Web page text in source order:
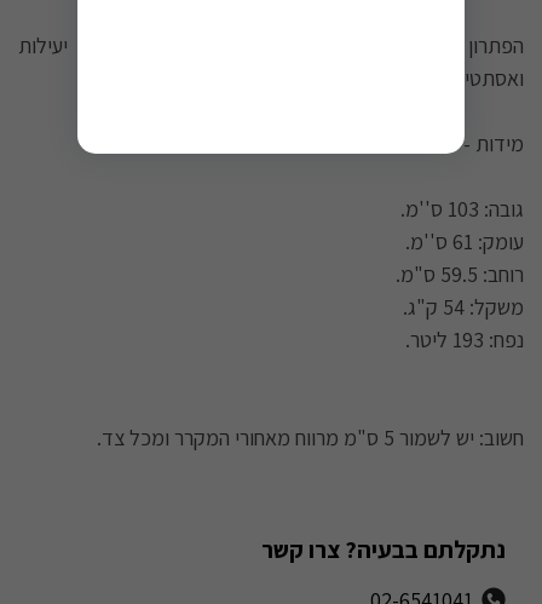
הפתרון המושלם לאספנים רציניים המחפשים אמינות, יעילות
ואסתטיקה מוקפדת לאוסף היינות המשובח שלהם.
מידות -
גובה: 103 ס''מ.
עומק: 61 ס''מ.
רוחב: 59.5 ס"מ.
משקל: 54 ק"ג.
נפח: 193 ליטר.
חשוב: יש לשמור 5 ס"מ מרווח מאחורי המקרר ומכל צד.
נתקלתם בבעיה? צרו קשר